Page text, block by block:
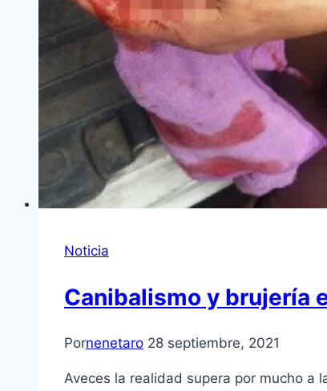
Noticia
Canibalismo y brujería
Pornenetaro 28 septiembre, 2021
Aveces la realidad supera por mucho a